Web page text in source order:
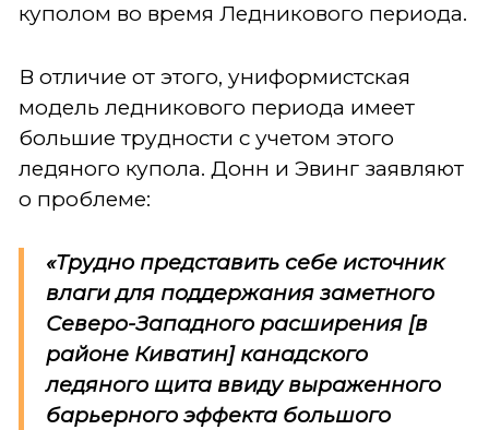
куполом во время Ледникового периода.
В отличие от этого, униформистская
модель ледникового периода имеет
большие трудности с учетом этого
ледяного купола. Донн и Эвинг заявляют
о проблеме:
«Трудно представить себе источник
влаги для поддержания заметного
Северо-Западного расширения [в
районе Киватин] канадского
ледяного щита ввиду выраженного
барьерного эффекта большого